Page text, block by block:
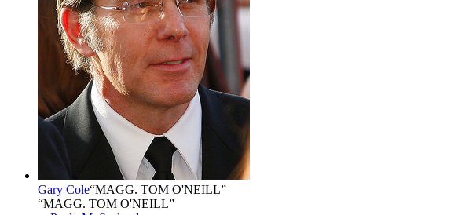
Gary Cole“MAGG. TOM O'NEILL”
“MAGG. TOM O'NEILL”